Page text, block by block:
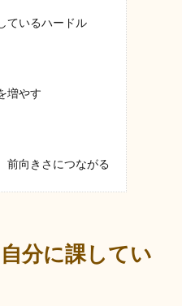
ているハードル
増やす
前向きさにつながる
分に課してい